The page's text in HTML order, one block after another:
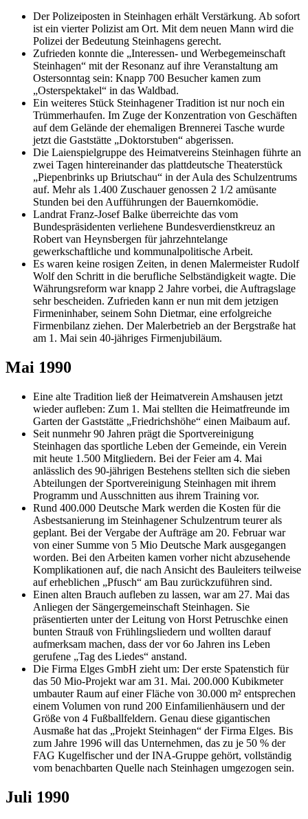
Der Polizeiposten in Steinhagen erhält Verstärkung. Ab sofort
ist ein vierter Polizist am Ort. Mit dem neuen Mann wird die
Polizei der Bedeutung Steinhagens gerecht.
Zufrieden konnte die „Interessen- und Werbegemeinschaft
Steinhagen“ mit der Resonanz auf ihre Veranstaltung am
Ostersonntag sein: Knapp 700 Besucher kamen zum
„Osterspektakel“ in das Waldbad.
Ein weiteres Stück Steinhagener Tradition ist nur noch ein
Trümmerhaufen. Im Zuge der Konzentration von Geschäften
auf dem Gelände der ehemaligen Brennerei Tasche wurde
jetzt die Gaststätte „Doktorstuben“ abgerissen.
Die Laienspielgruppe des Heimatvereins Steinhagen führte an
zwei Tagen hintereinander das plattdeutsche Theaterstück
„Piepenbrinks up Briutschau“ in der Aula des Schulzentrums
auf. Mehr als 1.400 Zuschauer genossen 2 1/2 amüsante
Stunden bei den Aufführungen der Bauernkomödie.
Landrat Franz-Josef Balke überreichte das vom
Bundespräsidenten verliehene Bundesverdienstkreuz an
Robert van Heynsbergen für jahrzehntelange
gewerkschaftliche und kommunalpolitische Arbeit.
Es waren keine rosigen Zeiten, in denen Malermeister Rudolf
Wolf den Schritt in die berufliche Selbständigkeit wagte. Die
Währungsreform war knapp 2 Jahre vorbei, die Auftragslage
sehr bescheiden. Zufrieden kann er nun mit dem jetzigen
Firmeninhaber, seinem Sohn Dietmar, eine erfolgreiche
Firmenbilanz ziehen. Der Malerbetrieb an der Bergstraße hat
am 1. Mai sein 40-jähriges Firmenjubiläum.
Mai 1990
Eine alte Tradition ließ der Heimatverein Amshausen jetzt
wieder aufleben: Zum 1. Mai stellten die Heimatfreunde im
Garten der Gaststätte „Friedrichshöhe“ einen Maibaum auf.
Seit nunmehr 90 Jahren prägt die Sportvereinigung
Steinhagen das sportliche Leben der Gemeinde, ein Verein
mit heute 1.500 Mitgliedern. Bei der Feier am 4. Mai
anlässlich des 90-jährigen Bestehens stellten sich die sieben
Abteilungen der Sportvereinigung Steinhagen mit ihrem
Programm und Ausschnitten aus ihrem Training vor.
Rund 400.000 Deutsche Mark werden die Kosten für die
Asbestsanierung im Steinhagener Schulzentrum teurer als
geplant. Bei der Vergabe der Aufträge am 20. Februar war
von einer Summe von 5 Mio Deutsche Mark ausgegangen
worden. Bei den Arbeiten kamen vorher nicht abzusehende
Komplikationen auf, die nach Ansicht des Bauleiters teilweise
auf erheblichen „Pfusch“ am Bau zurückzuführen sind.
Einen alten Brauch aufleben zu lassen, war am 27. Mai das
Anliegen der Sängergemeinschaft Steinhagen. Sie
präsentierten unter der Leitung von Horst Petruschke einen
bunten Strauß von Frühlingsliedern und wollten darauf
aufmerksam machen, dass der vor 6o Jahren ins Leben
gerufene „Tag des Liedes“ anstand.
Die Firma Elges GmbH zieht um: Der erste Spatenstich für
das 50 Mio-Projekt war am 31. Mai. 200.000 Kubikmeter
umbauter Raum auf einer Fläche von 30.000 m² entsprechen
einem Volumen von rund 200 Einfamilienhäusern und der
Größe von 4 Fußballfeldern. Genau diese gigantischen
Ausmaße hat das „Projekt Steinhagen“ der Firma Elges. Bis
zum Jahre 1996 will das Unternehmen, das zu je 50 % der
FAG Kugelfischer und der INA-Gruppe gehört, vollständig
vom benachbarten Quelle nach Steinhagen umgezogen sein.
Juli 1990